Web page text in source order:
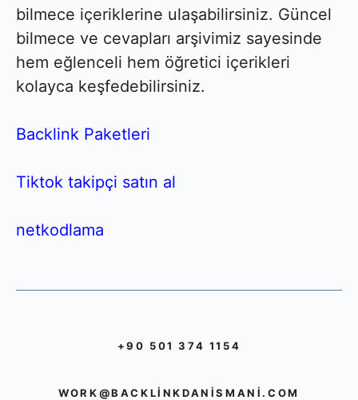
bilmece içeriklerine ulaşabilirsiniz. Güncel
bilmece ve cevapları arşivimiz sayesinde
hem eğlenceli hem öğretici içerikleri
kolayca keşfedebilirsiniz.
Backlink Paketleri
Tiktok takipçi satın al
netkodlama
+90 501 374 1154
WORK@BACKLINKDANISMANI.COM